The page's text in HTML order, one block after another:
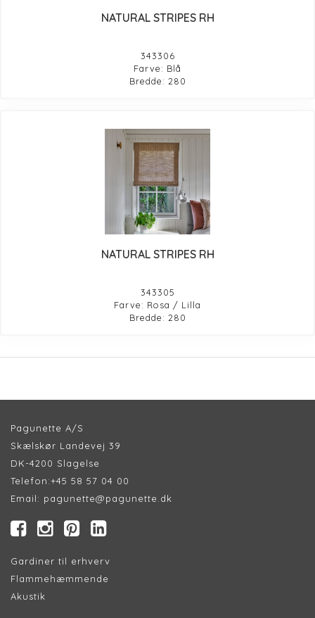
NATURAL STRIPES RH
343306
Farve: Blå
Bredde: 280
NATURAL STRIPES RH
343305
Farve: Rosa / Lilla
Bredde: 280
Pagunette A/S
Skælskør Landevej 39
DK-4200 Slagelse
Telefon:+45 58 57 04 00
Email: pagunette@pagunette.dk
Gardiner til erhverv
Flammehæmmende
Akustik